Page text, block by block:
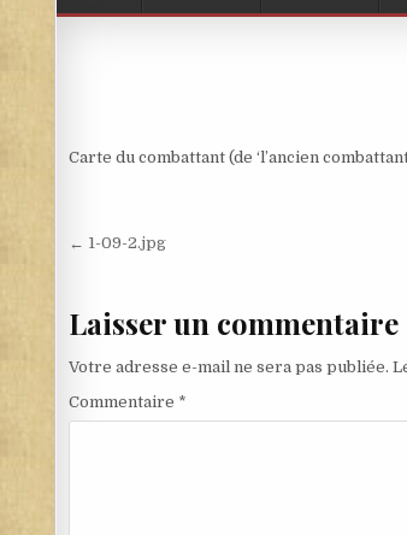
Carte du combattant (de ‘l’ancien
Navigation de l’article
← 1-09-2.jpg
Laisser un commentaire
Votre adresse e-mail ne sera pas publiée.
Commentaire *